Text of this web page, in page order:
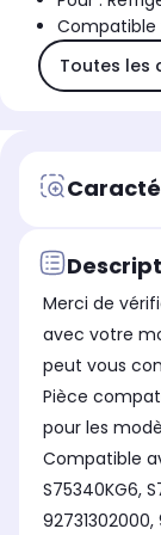
Compatible
Toutes les
Merci de
avec votre
peut vous
Pièce
pour les
Compatible
S75340KG6,